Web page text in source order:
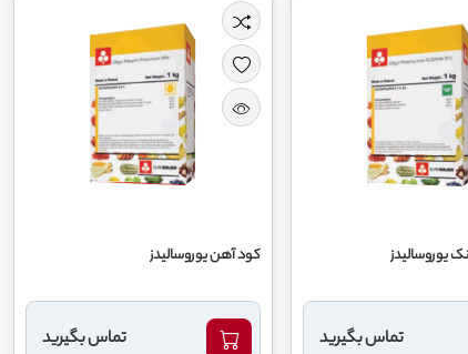
یوروسالیدز
تماس بگیرید
کود آهن یوروسالیدز
تماس بگیرید